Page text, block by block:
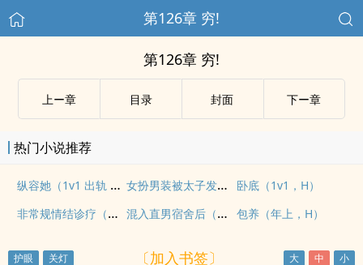
第126章 穷!
第126章 穷!
上ー章 目录 封面 下ー章
热门小说推荐
纵容她（1v1 出轨 高H） 女扮男装被太子发现后（1v1 h） 卧底（1v1，H）
非常规情结诊疗（高H） 混入直男宿舍后（NPH） 包养（年上，H）
〔加入书签〕